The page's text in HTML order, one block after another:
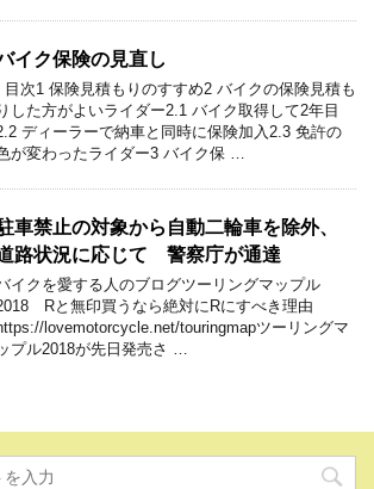
イク保険の見直し
目次1 保険見積もりのすすめ2 バイクの保険見積も
した方がよいライダー2.1 バイク取得して2年目
ディーラーで納車と同時に保険加入2.3 免許の
が変わったライダー3 バイク保 …
車禁止の対象から自動二輪車を除外、
路状況に応じて 警察庁が通達
イクを愛する人のブログツーリングマップル
Rと無印買うなら絶対にRにすべき理由
lovemotorcycle.net/touringmapツーリングマ
プル2018が先日発売さ …